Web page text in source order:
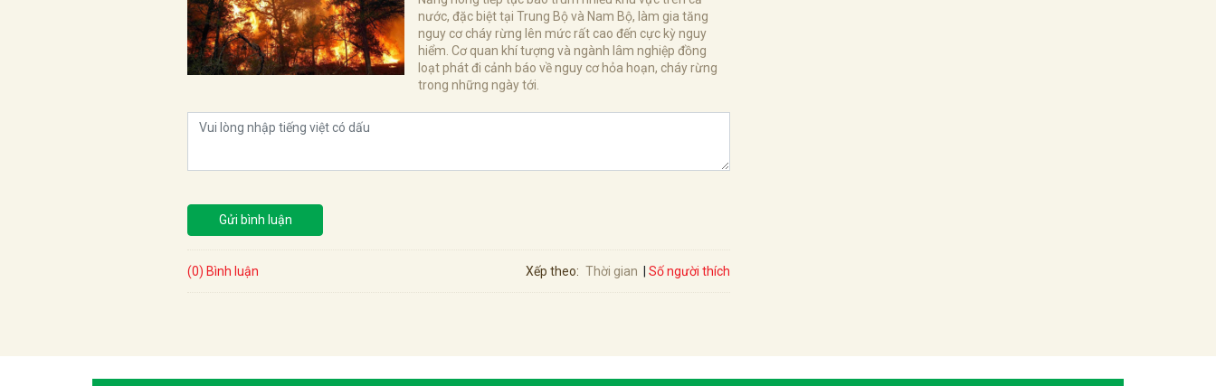
nước, đặc biệt tại Trung Bộ và Nam Bộ, làm gia tăng
nguy cơ cháy rừng lên mức rất cao đến cực kỳ nguy
hiểm. Cơ quan khí tượng và ngành lâm nghiệp đồng
loạt phát đi cảnh báo về nguy cơ hỏa hoạn, cháy rừng
trong những ngày tới.
Gửi bình luận
(0) Bình luận Xếp theo: Thời gian Số người thích